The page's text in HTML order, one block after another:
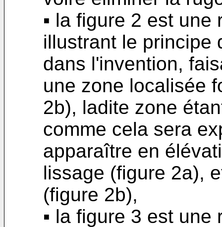
▪ la figure 2 est
illustrant le principe
dans l'invention,
une zone localisée
2b), ladite zone
comme cela sera
apparaître en
lissage (figure 2a),
(figure 2b),
▪ la figure 3 est